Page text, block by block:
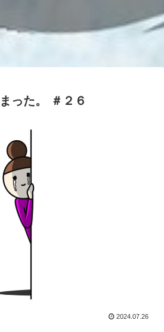
った。 ＃２６
2024.07.26